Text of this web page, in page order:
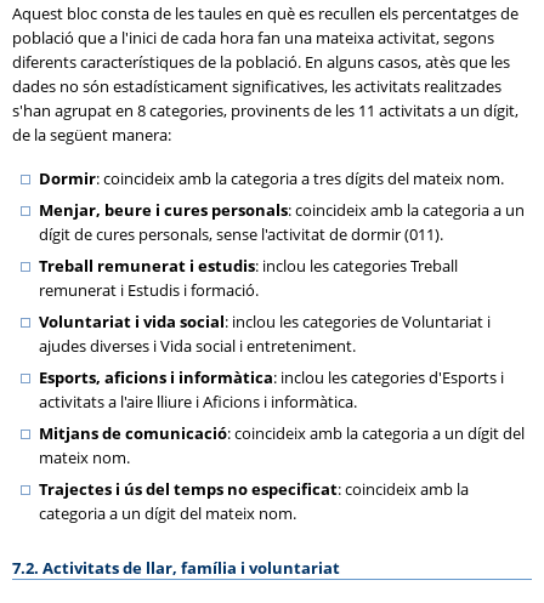
Aquest bloc consta de les taules en què es recullen els percentatges de
població que a l'inici de cada hora fan una mateixa activitat, segons
diferents característiques de la població. En alguns casos, atès que les
dades no són estadísticament significatives, les activitats realitzades
s'han agrupat en 8 categories, provinents de les 11 activitats a un dígit,
de la següent manera:
Dormir: coincideix amb la categoria a tres dígits del mateix nom.
Menjar, beure i cures personals: coincideix amb la categoria a un
dígit de cures personals, sense l'activitat de dormir (011).
Treball remunerat i estudis: inclou les categories Treball
remunerat i Estudis i formació.
Voluntariat i vida social: inclou les categories de Voluntariat i
ajudes diverses i Vida social i entreteniment.
Esports, aficions i informàtica: inclou les categories d'Esports i
activitats a l'aire lliure i Aficions i informàtica.
Mitjans de comunicació: coincideix amb la categoria a un dígit del
mateix nom.
Trajectes i ús del temps no especificat: coincideix amb la
categoria a un dígit del mateix nom.
7.2. Activitats de llar, família i voluntariat